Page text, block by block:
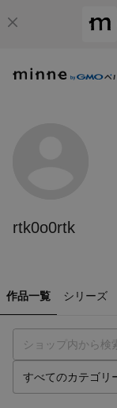
rtk0o0rtk
作品一覧 シリーズ